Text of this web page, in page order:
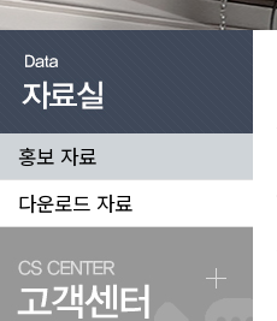
홍보 자료
다운로드 자료